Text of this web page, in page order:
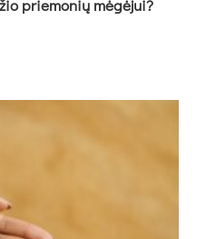
priemonių mėgėjui?